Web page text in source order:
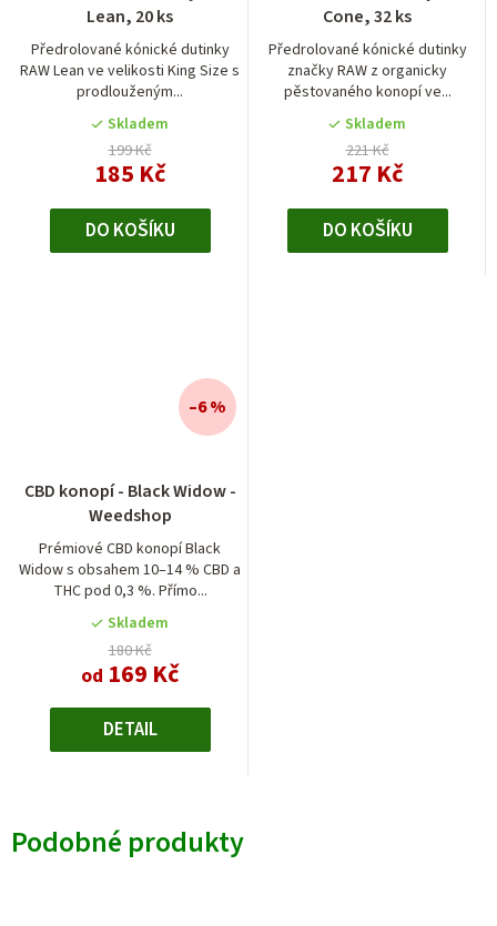
Lean, 20 ks
Předrolované kónické dutinky
RAW Lean ve velikosti King Size s
prodlouženým...
Skladem
199 Kč
185 Kč
DO KOŠÍKU
Cone, 32 ks
Předrolované kónické dutinky
značky RAW z organicky
pěstovaného konopí ve...
Skladem
221 Kč
217 Kč
DO KOŠÍKU
CBD konopí - Black Widow -
Weedshop
Prémiové CBD konopí Black
Widow s obsahem 10–14 % CBD a
THC pod 0,3 %. Přímo...
Skladem
180 Kč
od 169 Kč
–6 %
DETAIL
Podobné produkty